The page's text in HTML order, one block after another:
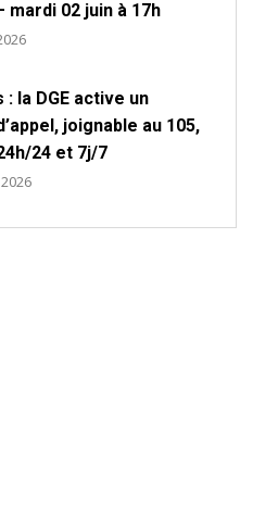
mardi 02 juin à 17h
: la DGE active un
joignable au 105,
24 et 7j/7